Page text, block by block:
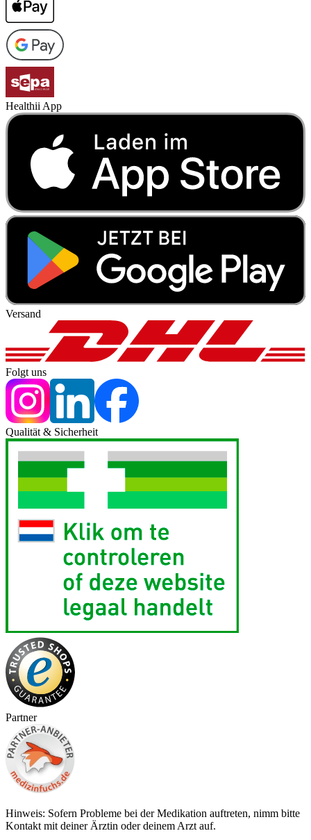
Healthii App
Versand
Folgt uns
Qualität & Sicherheit
Partner
Hinweis: Sofern Probleme bei der Medikation auftreten, nimm bitte
Kontakt mit deiner Ärztin oder deinem Arzt auf.